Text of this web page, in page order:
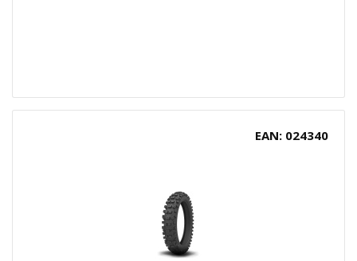
EAN: 024340